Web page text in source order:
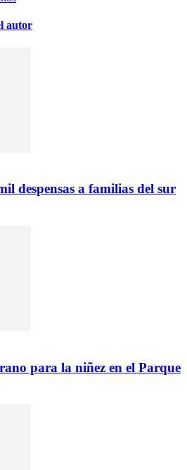
autor
despensas a familias del sur
para la niñez en el Parque